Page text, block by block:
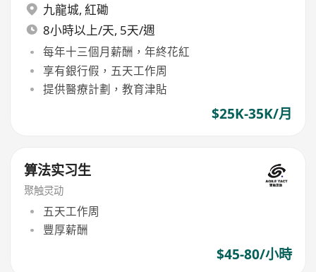
九龍城, 紅磡
8小時以上/天, 5天/週
每年十三個月薪酬，年終花紅
享有銀行假，五天工作周
提供醫療計劃，教育津貼
$25K-35K/月
算法实习生
聚触灵动
五天工作周
豐厚薪酬
$45-80/小時